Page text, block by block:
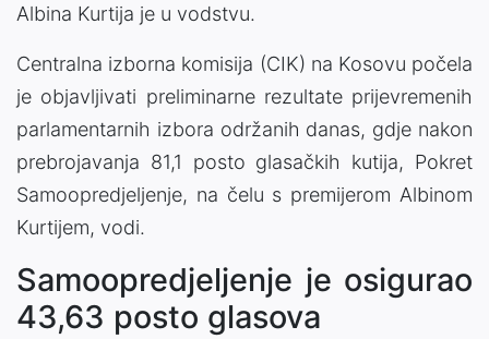
Albina Kurtija je u vodstvu.
Centralna izborna komisija (CIK) na Kosovu počela
je objavljivati ​​preliminarne rezultate prijevremenih
parlamentarnih izbora održanih danas, gdje nakon
prebrojavanja 81,1 posto glasačkih kutija, Pokret
Samoopredjeljenje, na čelu s premijerom Albinom
Kurtijem, vodi.
Samoopredjeljenje je osigurao
43,63 posto glasova